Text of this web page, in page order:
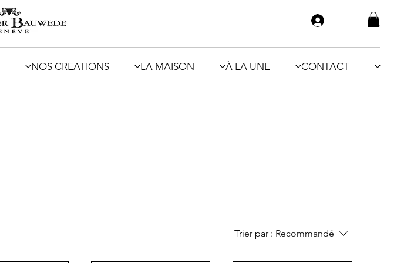
NOS CREATIONS LA MAISON À LA UNE CONTACT
Trier par : Recommandé